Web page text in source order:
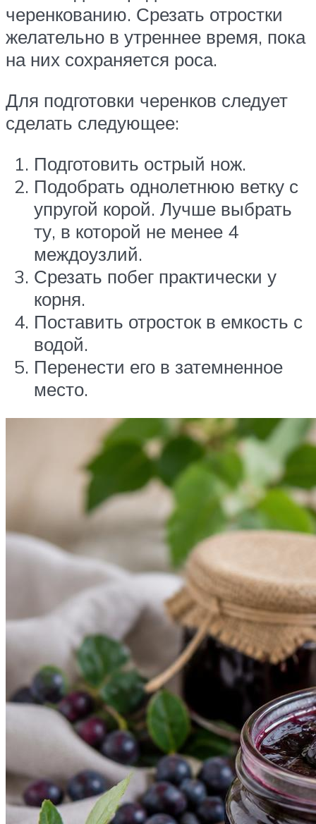
черенкованию. Срезать отростки
желательно в утреннее время, пока
на них сохраняется роса.
Для подготовки черенков следует
сделать следующее:
Подготовить острый нож.
Подобрать однолетнюю ветку с
упругой корой. Лучше выбрать
ту, в которой не менее 4
междоузлий.
Срезать побег практически у
корня.
Поставить отросток в емкость с
водой.
Перенести его в затемненное
место.